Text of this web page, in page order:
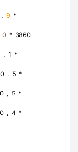
9*
0* 3860
, 1 *
, 5 *
, 5 *
, 4*